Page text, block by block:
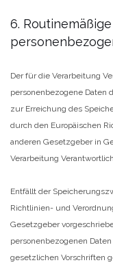
6.
Der für die Verarbeitung
personenbezogene Daten
zur Erreichung des
durch den Europäischen
anderen Gesetzgeber in
Verarbeitung
Entfällt der
Richtlinien- und
Gesetzgeber
personenbezogenen
gesetzlichen Vorschriften